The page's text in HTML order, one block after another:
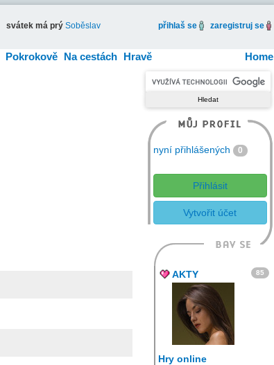
svátek má prý Soběslav přihlaš se zaregistruj se
Home
Pokrokově Na cestách Hravě
nyní přihlášených 0
Přihlásit
Vytvořit účet
AKTY 85
Hry online